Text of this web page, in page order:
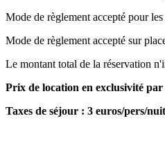
Mode de règlement accepté pour
Mode de règlement accepté sur
Le montant total de la réservation
Prix de location en exclusivité
Taxes de séjour : 3 euros/pers/nuit